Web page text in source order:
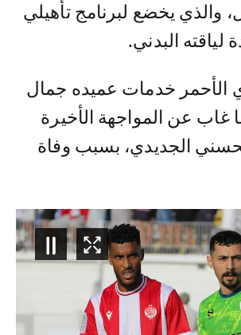
والذي يخضع لبرنامج تأهيلي
لياقته البدني.
الأحمر خدمات عميده جمال
غاب عن المواجهة الأخيرة
الجديدي، بسبب وفاة